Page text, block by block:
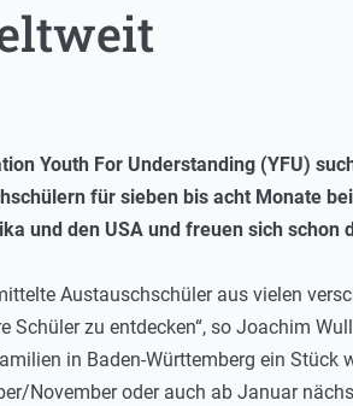
Youth For Understanding (YFU)
für sieben bis acht Monate
und den USA und freuen sich schon
Austauschschüler aus vielen
Schüler zu entdecken“, so Joachim
in Baden-Württemberg ein Stück
November oder auch ab Januar